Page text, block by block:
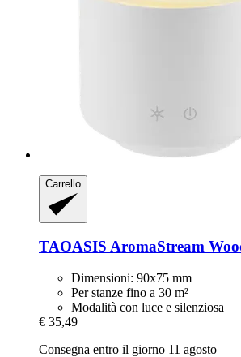
Carrello
TAOASIS AromaStream
Dimensioni: 90x75 mm
Per stanze fino a 30 m²
Modalità con luce e silenziosa
€ 35,49
Consegna entro il giorno 11 agosto